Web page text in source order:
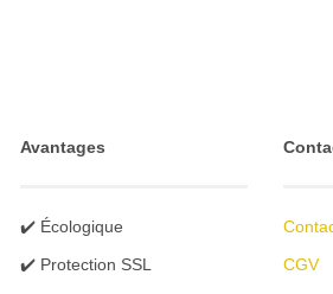
Avantages
✔️ Écologique
✔️ Protection SSL
CGV